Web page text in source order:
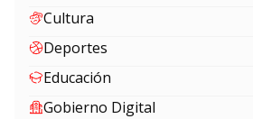
Cultura
Deportes
Educación
Gobierno Digital